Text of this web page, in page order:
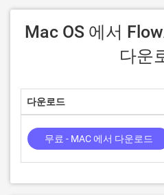
다운
다운로드
무료 - MAC 에서 다운로드